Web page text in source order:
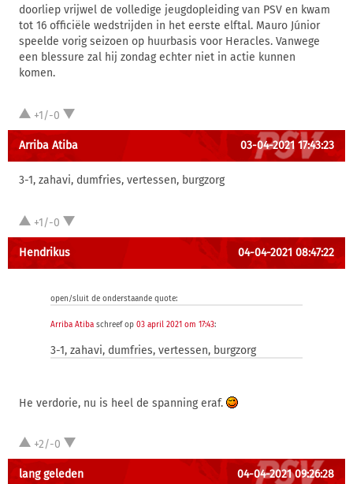
doorliep vrijwel de volledige jeugdopleiding van PSV en kwam
tot 16 officiële wedstrijden in het eerste elftal. Mauro Júnior
speelde vorig seizoen op huurbasis voor Heracles. Vanwege
een blessure zal hij zondag echter niet in actie kunnen
komen.
+1/-0
Arriba Atiba 03-04-2021 17:43:23
3-1, zahavi, dumfries, vertessen, burgzorg
+1/-0
Hendrikus 04-04-2021 08:47:22
open/sluit de onderstaande quote:
Arriba Atiba schreef op 03 april 2021 om 17:43:
3-1, zahavi, dumfries, vertessen, burgzorg
He verdorie, nu is heel de spanning eraf.
+2/-0
lang geleden 04-04-2021 09:26:28